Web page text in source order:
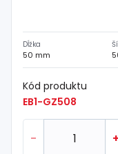
Dĺžka
50 mm
Kód produktu
EB1-GZ508
- +